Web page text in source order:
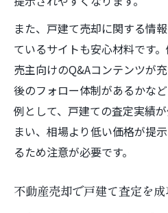
また、戸建て売却に関する情
ているサイトも安心材料です
売主向けのQ&Aコンテンツが
後のフォロー体制があるかな
例として、戸建ての査定実績
まい、相場より低い価格が提
るため注意が必要です。
不動産売却で戸建て査定を